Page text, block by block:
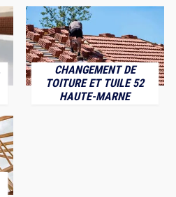
CHANGEMENT DE
TOITURE ET TUILE 52
HAUTE-MARNE